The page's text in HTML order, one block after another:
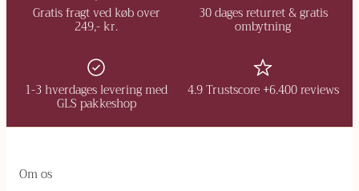
Gratis fragt ved køb over
249,- kr.
30 dages returret & gratis
ombytning
1-3 hverdages levering med
GLS pakkeshop
4.9 Trustscore +6.400 reviews
Om os